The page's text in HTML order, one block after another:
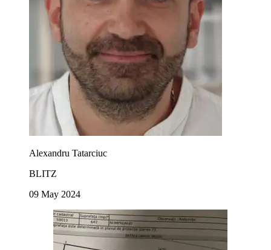
Alexandru Tatarciuc
BLITZ
09 May 2024